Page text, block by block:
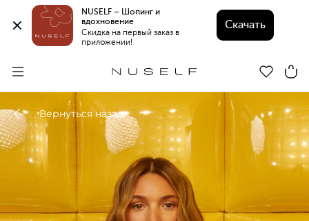
NUSELF – Шопинг и
вдохновение
Скидка на первый заказ в
приложении!
Скачать
Вернуться назад